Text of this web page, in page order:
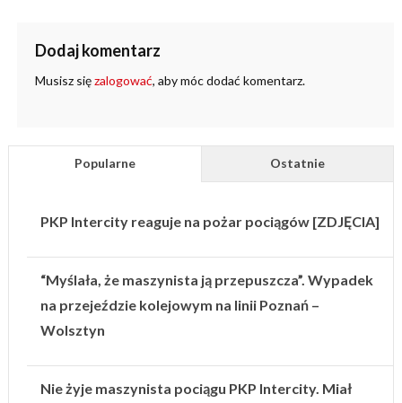
Dodaj komentarz
Musisz sięzalogować, aby móc dodać komentarz.
Popularne Ostatnie
PKP Intercity reaguje na pożar pociągów [ZDJĘCIA]
“Myślała, że maszynista ją przepuszcza”. Wypadek
na przejeździe kolejowym na linii Poznań –
Wolsztyn
Nie żyje maszynista pociągu PKP Intercity. Miał